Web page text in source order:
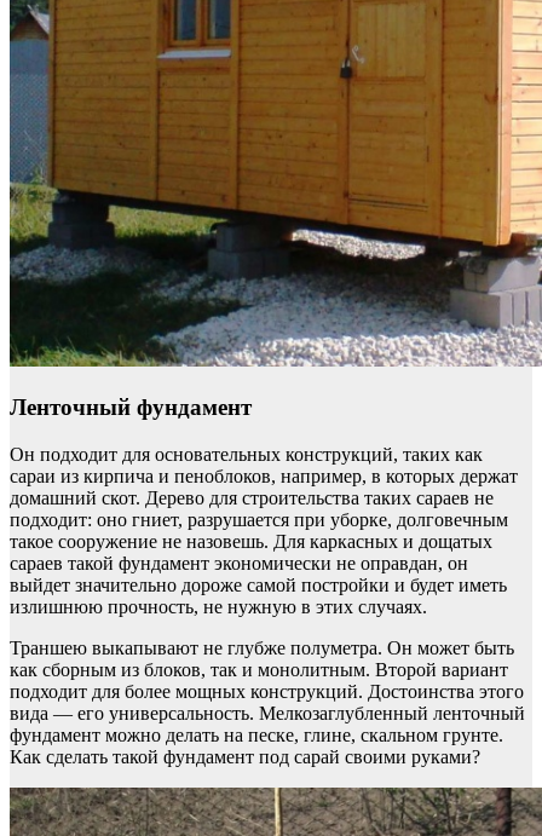
Ленточный фундамент
Он подходит для основательных конструкций, таких как
сараи из кирпича и пеноблоков, например, в которых держат
домашний скот. Дерево для строительства таких сараев не
подходит: оно гниет, разрушается при уборке, долговечным
такое сооружение не назовешь. Для каркасных и дощатых
сараев такой фундамент экономически не оправдан, он
выйдет значительно дороже самой постройки и будет иметь
излишнюю прочность, не нужную в этих случаях.
Траншею выкапывают не глубже полуметра. Он может быть
как сборным из блоков, так и монолитным. Второй вариант
подходит для более мощных конструкций. Достоинства этого
вида — его универсальность. Мелкозаглубленный ленточный
фундамент можно делать на песке, глине, скальном грунте.
Как сделать такой фундамент под сарай своими руками?